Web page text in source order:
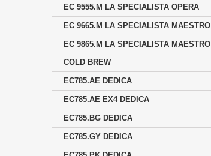
EC 9555.M LA SPECIALISTA OPERA
EC 9665.M LA SPECIALISTA MAESTRO
EC 9865.M LA SPECIALISTA MAESTRO
COLD BREW
EC785.AE DEDICA
EC785.AE EX4 DEDICA
EC785.BG DEDICA
EC785.GY DEDICA